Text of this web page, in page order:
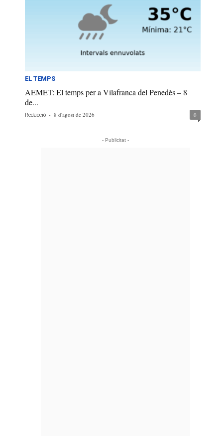
EL TEMPS
AEMET: El temps per a Vilafranca del Penedès – 8
de...
Redacció - 8 d'agost de 2026 0
- Publicitat -